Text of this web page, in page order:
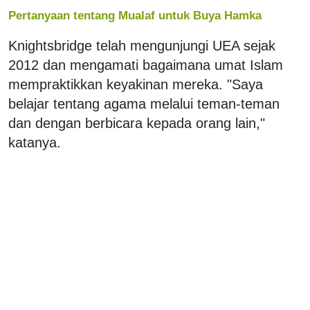
Pertanyaan tentang Mualaf untuk Buya Hamka
Knightsbridge telah mengunjungi UEA sejak
2012 dan mengamati bagaimana umat Islam
mempraktikkan keyakinan mereka. "Saya
belajar tentang agama melalui teman-teman
dan dengan berbicara kepada orang lain,"
katanya.